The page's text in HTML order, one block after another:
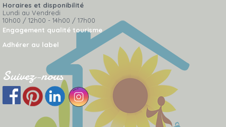
Horaires et disponibilité
Lundi au Vendredi
10h00 / 12h00 - 14h00 / 17h00
Engagement qualité tourisme
Adhérer au label
Suivez-nous